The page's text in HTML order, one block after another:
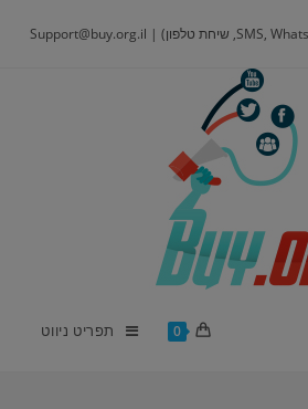
0 תפריט ניווט